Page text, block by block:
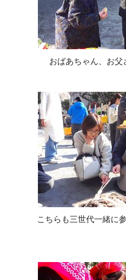
おばあちゃん、お父
こちらも三世代一緒に